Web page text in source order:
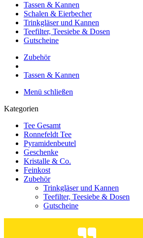
Tassen & Kannen
Schalen & Eierbecher
Trinkgläser und Kannen
Teefilter, Teesiebe & Dosen
Gutscheine
Zubehör
Tassen & Kannen
Menü schließen
Kategorien
Tee Gesamt
Ronnefeldt Tee
Pyramidenbeutel
Geschenke
Kristalle & Co.
Feinkost
Zubehör
Trinkgläser und Kannen
Teefilter, Teesiebe & Dosen
Gutscheine